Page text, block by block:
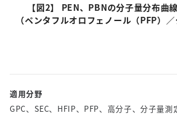
【図2】 PEN、 PBNの分子量分布曲
（ペンタフルオロフェノール（PFP）／
適用分野
GPC、SEC、HFIP、PFP、高分子、分子量測